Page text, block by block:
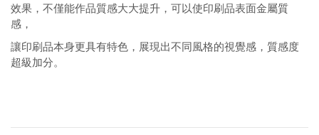
效果，不僅能作品質感大大提升，可以使印刷品表面金屬質
感，
讓印刷品本身更具有特色，展現出不同風格的視覺感，質感度
超級加分。